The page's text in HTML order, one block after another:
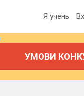
Я учень
УМОВИ